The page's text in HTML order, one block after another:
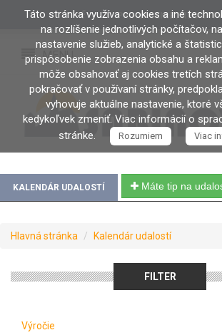
PRIHLÁSENIE /
MENU
KALENDÁR UDALOSTÍ Máte tip na
Hlavná stránka Kalendár udalostí
FILTER
Výročie
Táto stránka využíva cookies a iné
na rozlíšenie jednotlivých počítačov,
nastavenie služieb, analytické a
prispôsobenie zobrazenia obsahu a
môže obsahovať aj cookies tretích
pokračovať v používaní stránky,
vyhovuje aktuálne nastavenie, ktoré
kedykoľvek zmeniť. Viac informácií o
stránke.
Rozumiem Viac